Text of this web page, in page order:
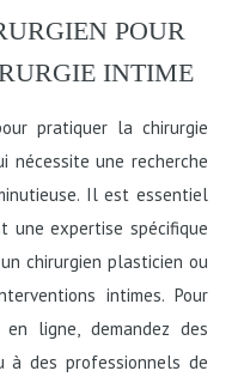
POUR
INTIME
pratiquer la chirurgie
nécessite une recherche
Il est essentiel
une expertise spécifique
chirurgien plasticien ou
intimes. Pour
ligne, demandez des
à des professionnels de